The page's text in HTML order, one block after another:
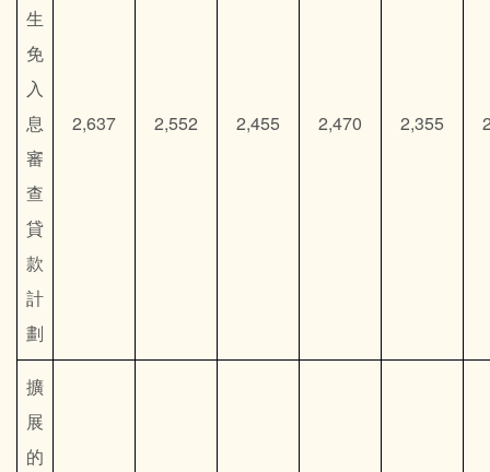
生
免
入
息
審
查
貸
款
計
劃
2,637 2,552 2,455 2,470 2,355
擴
展
的